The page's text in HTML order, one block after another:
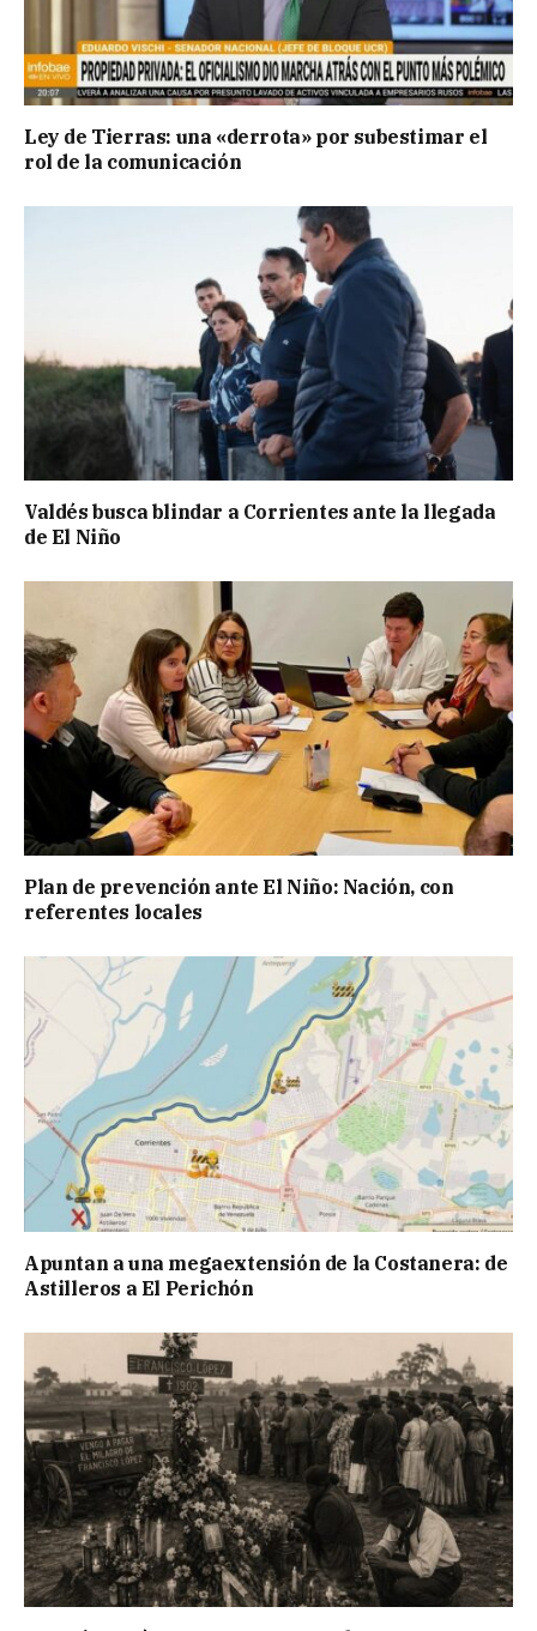
Ley de Tierras: una «derrota» por subestimar el
rol de la comunicación
Valdés busca blindar a Corrientes ante la llegada
de El Niño
Plan de prevención ante El Niño: Nación, con
referentes locales
Apuntan a una megaextensión de la Costanera: de
Astilleros a El Perichón